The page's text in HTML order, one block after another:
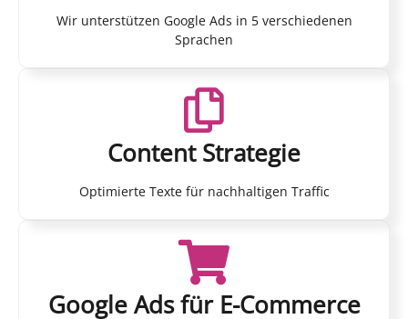
Wir unterstützen Google Ads in 5 verschiedenen
Sprachen
Content Strategie
Optimierte Texte für nachhaltigen Traffic
Google Ads für E-Commerce